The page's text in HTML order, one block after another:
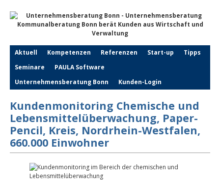
Aktuell Kompetenzen Referenzen Start-up
Tipps
Seminare
PAULA Software
Unternehmensberatung Bonn
Kunden-Login
Kundenmonitoring Chemische und
Lebensmittelüberwachung, Paper-
Pencil, Kreis, Nordrhein-Westfalen,
660.000 Einwohner